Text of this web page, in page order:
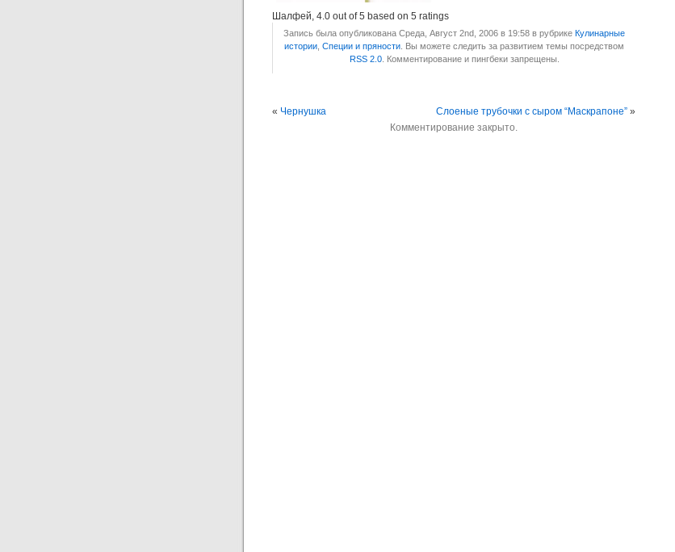
Шалфей, 4.0 out of5 based on 5 ratings
Запись была опубликована Среда, Август 2nd, 2006 в 19:58 в рубрике Кулинарные
истории Специи и пряности . Вы можете следить за развитием темы посредством
RSS 2.0. Комментирование и пингбеки запрещены.
« Чернушка Слоеные трубочки с сыром “Маскрапоне” »
Комментирование закрыто.